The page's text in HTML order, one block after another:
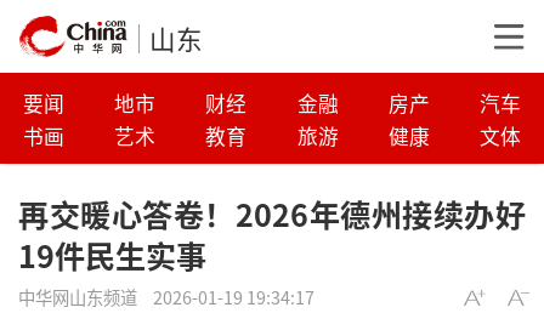
山东
要闻 地市 财经 金融 房产
汽车
书画
艺术 教育 旅游 健康 文体
再交暖心答卷！2026年德州接续办好
19件民生实事
中华网山东频道 2026-01-19 19:34:17